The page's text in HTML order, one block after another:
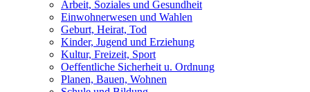
Arbeit, Soziales und Gesundheit
Einwohnerwesen und Wahlen
Geburt, Heirat, Tod
Kinder, Jugend und Erziehung
Kultur, Freizeit, Sport
Oeffentliche Sicherheit u. Ordnung
Planen, Bauen, Wohnen